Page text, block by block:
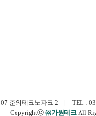
507 춘의테크노파크 2 | TEL
Copyrightⓒ ㈜가원테크 All